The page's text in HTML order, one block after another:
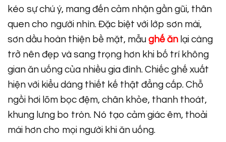
kéo sự chú ý, mang đến cảm nhận gần gũi, thân
quen cho người nhìn. Đặc biệt với lớp sơn mài,
sơn dầu hoàn thiện bề mặt, mẫu ghế ăn lại càng
trở nên đẹp và sang trọng hơn khi bố trí không
gian ăn uống của nhiều gia đình. Chiếc ghế xuất
hiện với kiểu dáng thiết kế thật đẳng cấp. Chỗ
ngồi hơi lõm bọc đệm, chân khỏe, thanh thoát,
khung lưng bo tròn. Nó tạo cảm giác êm, thoải
mái hơn cho mọi người khi ăn uống.